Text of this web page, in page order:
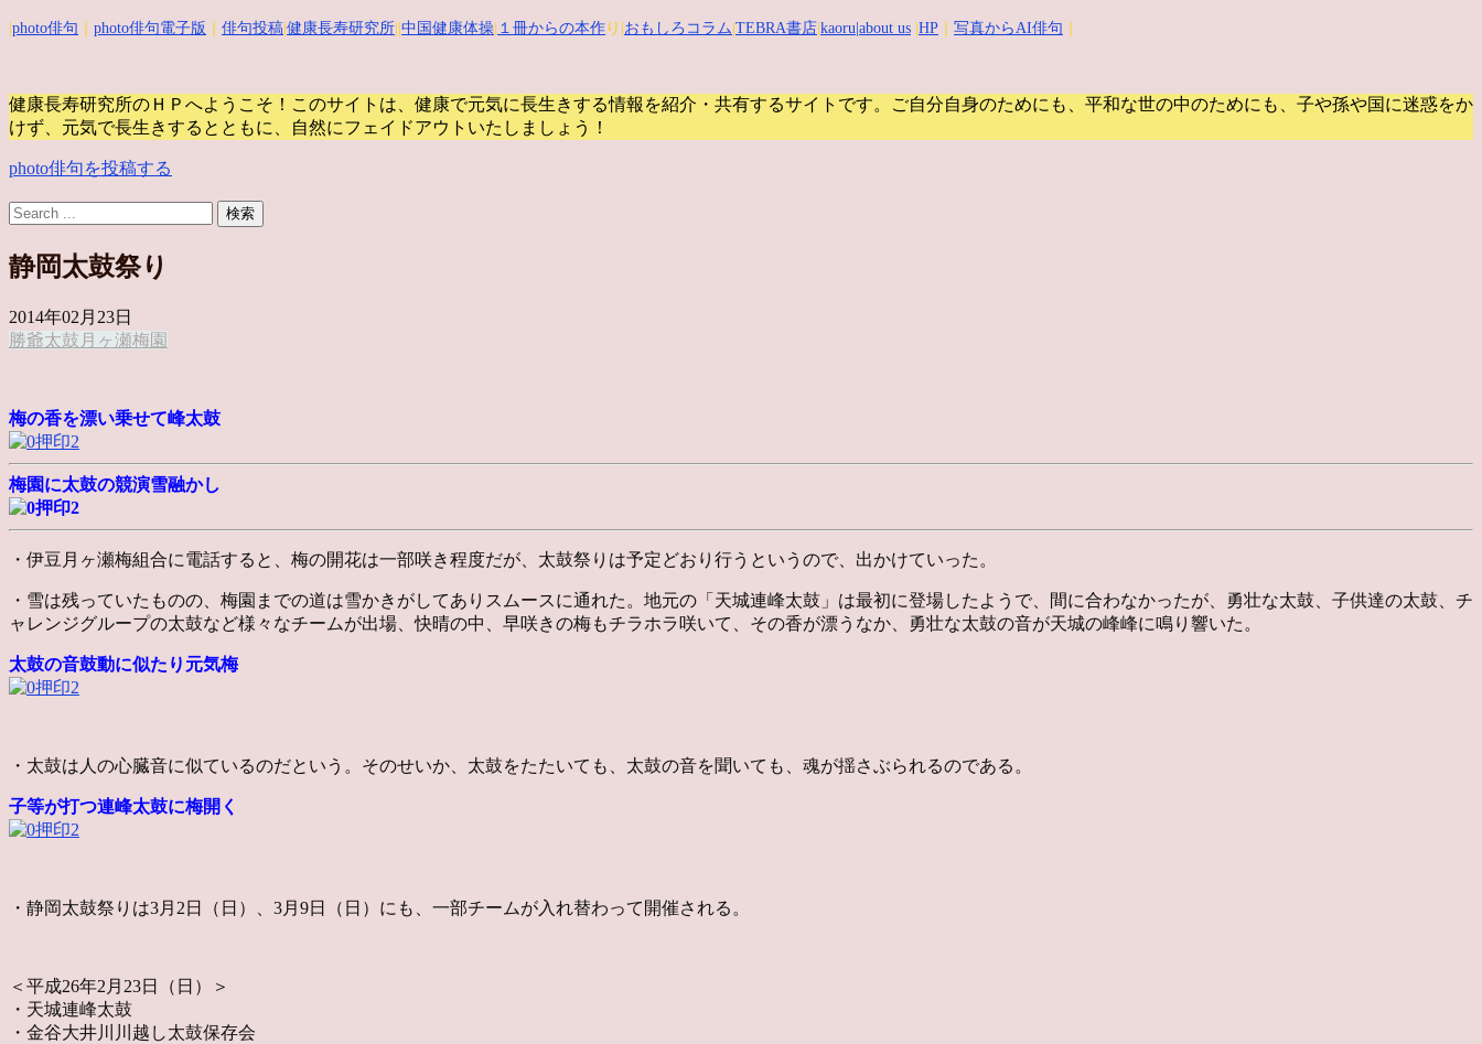
photo俳句 photo俳句電子版 俳句投稿 健康長寿研究所 中国健康体操 １冊からの本作 り| おもしろコラム TEBRA書店 kaoru |about us HP 写真からAI俳句
健康長寿研究所のＨＰへようこそ！このサイトは、健康で元気に長生きする情報を紹介・共有するサイトです。
ご自分自身のためにも、平和な世の中のためにも、子や孫や国に迷惑をか
けず、元気で長生きするとともに、自然にフェイドアウトいたしましょう！
photo俳句を投稿する
静岡太鼓祭り
2014年02月23日
勝爺太鼓 月ヶ瀬梅園
梅の香を漂い乗せて峰太鼓
梅園に太鼓の競演雪融かし
・伊豆月ヶ瀬梅組合に電話すると、梅の開花は一部咲き程度だが、太鼓祭りは予定どおり行うというので、出かけていった。
・雪は残っていたものの、梅園までの道は雪かきがしてありスムースに通れた。地元の「天城連峰太鼓」は最初に登場したようで、間に合わなかったが、勇壮な太鼓、子供達の太鼓、チ
ャレンジグループの太鼓など様々なチームが出場、快晴の中、早咲きの梅もチラホラ咲いて、その香が漂うなか、勇壮な太鼓の音が天城の峰峰に鳴り響いた。
太鼓の音鼓動に似たり元気梅
・太鼓は人の心臓音に似ているのだという。そのせいか、太鼓をたたいても、太鼓の音を聞いても、魂が揺さぶられるのである。
子等が打つ連峰太鼓に梅開く
・静岡太鼓祭りは3月2日（日）、3月9日（日）にも、一部チームが入れ替わって開催される。
＜平成26年2月23日（日）＞
・天城連峰太鼓
・金谷大井川川越し太鼓保存会